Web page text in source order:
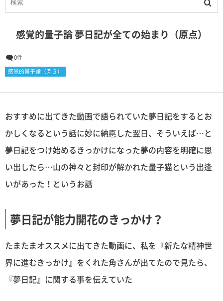
感覚的量子論 夢日記が全ての始まり（原点）
0件
感覚的量子論（閃き）
おすすめに出てきた動画で語られていた夢日記をするとお
かしくなるという話に妙に納悳した翌日、そういえば…と
夢日記をつけ始めるきっかけになった夢の内容を明確に思
い出したら…山の神々と封印が解かれた量子猫という出逢
いがあった！というお話
夢日記が能力開花のきっかけ？
たまたまオススメに出てきた動画に、私を『新たな精神世
界に進むきっかけ』をくれた角さんが出てたので見たら、
『夢日記』に関する事を伝えていた